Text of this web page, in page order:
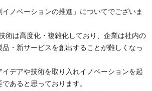
ノベーションの推進」についてでございま
術は高度化・複雑化しており、企業は社内の
品・新サービスを創出することが難しくなっ
デアや技術を取り入れイノベーションを起
あると思っております。